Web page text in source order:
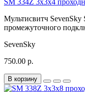
Мультисвитч
промежуточного
SevenSky
750.00 р.
В корзину